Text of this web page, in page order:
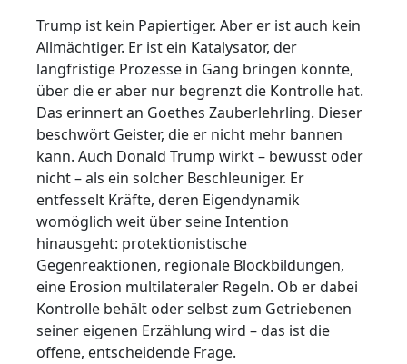
Trump ist kein Papiertiger. Aber er ist auch kein
Allmächtiger. Er ist ein Katalysator, der
langfristige Prozesse in Gang bringen könnte,
über die er aber nur begrenzt die Kontrolle hat.
Das erinnert an Goethes Zauberlehrling. Dieser
beschwört Geister, die er nicht mehr bannen
kann. Auch Donald Trump wirkt – bewusst oder
nicht – als ein solcher Beschleuniger. Er
entfesselt Kräfte, deren Eigendynamik
womöglich weit über seine Intention
hinausgeht: protektionistische
Gegenreaktionen, regionale Blockbildungen,
eine Erosion multilateraler Regeln. Ob er dabei
Kontrolle behält oder selbst zum Getriebenen
seiner eigenen Erzählung wird – das ist die
offene, entscheidende Frage.